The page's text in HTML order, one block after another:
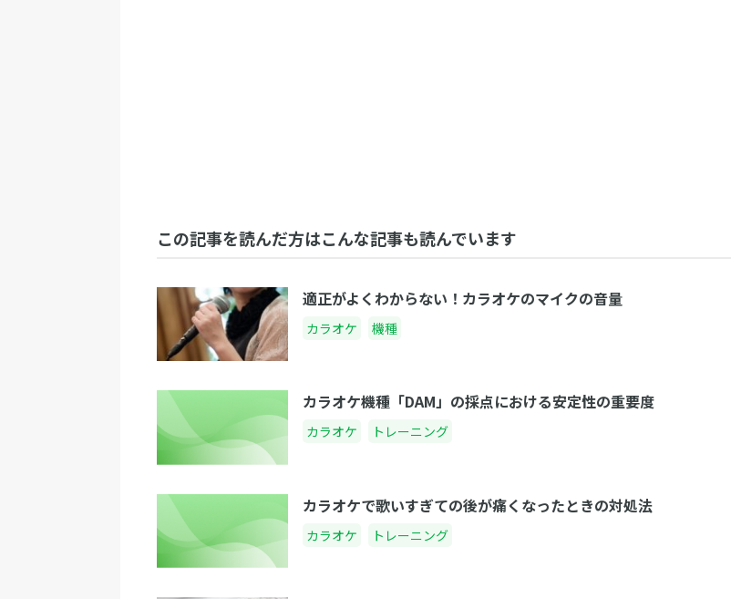
この記事を読んだ方はこんな記事も読んでいます
適正がよくわからない！カラオケのマイクの音量
カラオケ 機種
カラオケ機種「DAM」の採点における安定性の重要度
カラオケ トレーニング
カラオケで歌いすぎての後が痛くなったときの対処法
カラオケ トレーニング